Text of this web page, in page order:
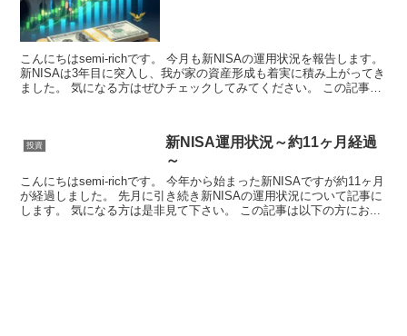
こんにちはsemi-richです。 今月も新NISAの運用状況を報告します。
新NISAは3年目に突入し、我が家の資産形成も着実に積み上がってき
ました。 気になる方はぜひチェックしてみてください。 この記事
投資
新NISA運用状況～約11ヶ月経過
～
こんにちはsemi-richです。 今年から始まった新NISAですが約11ヶ月
が経過しました。 先月に引き続き新NISAの運用状況について記事に
します。 気になる方は是非見て下さい。 この記事は以下の方にお...